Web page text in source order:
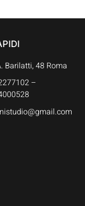
Barilatti, 48 Roma
–